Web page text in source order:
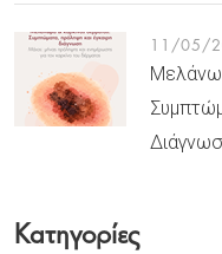
11/05/
Κατηγορίες